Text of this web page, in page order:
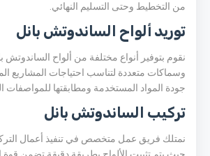
من التخطيط وحتى التسليم النهائي.
توريد ألواح الساندوتش بانل
نقوم بتوفير أنواع مختلفة من ألواح الساندوتش
وسماكات متعددة لتناسب احتياجات المشاريع
جودة المواد المستخدمة ومطابقتها للمواصفات
تركيب الساندوتش بانل
نمتلك فريق عمل متخصص في تنفيذ أعمال